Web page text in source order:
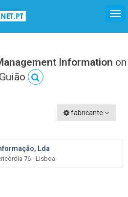
Information on
Guião
fabricante
Lda
76 - Lisboa